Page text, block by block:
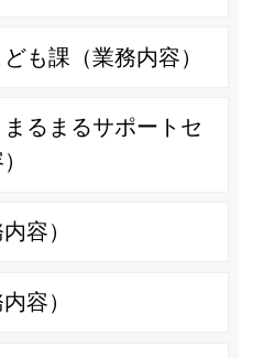
も課（業務内容）
るまるサポートセ
容）
容）